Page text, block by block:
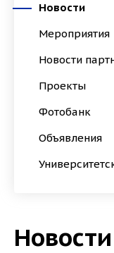
Новости
Мероприятия
Новости
Проекты
Фотобанк
Объявления
Новости